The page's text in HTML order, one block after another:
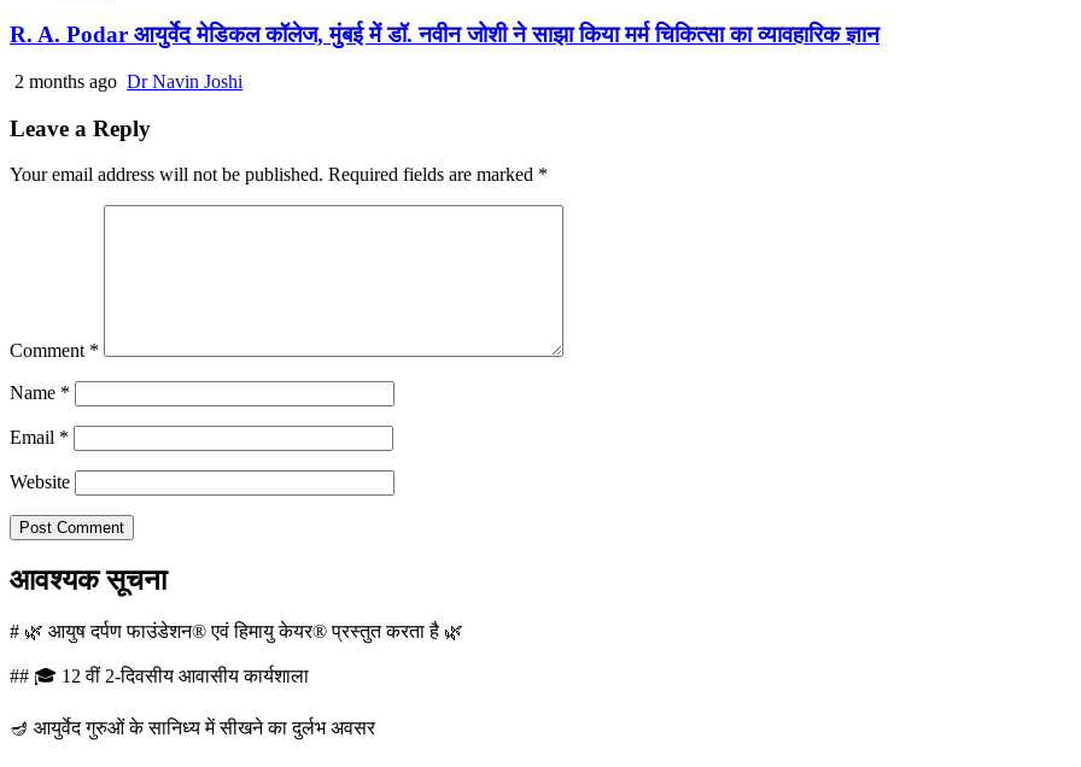
R. A. Podar आयुर्वेद मेडिकल कॉलेज, मुंबई में डॉ. नवीन जोशी ने साझा किया मर्म चिकित्सा का व्यावहारिक ज्ञान
2 months ago Dr Navin Joshi
Leave a Reply
Your email address will not be published. Required fields are marked *
Comment *
Name *
Email *
Website
आवश्यक सूचना
# 🌿 आयुष दर्पण फाउंडेशन® एवं हिमायु केयर® प्रस्तुत करता है 🌿
## 🎓 12 वीं 2-दिवसीय आवासीय कार्यशाला
🪔 आयुर्वेद गुरुओं के सानिध्य में सीखने का दुर्लभ अवसर